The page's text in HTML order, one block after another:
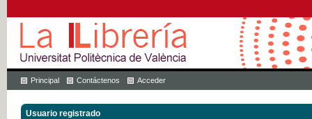
Principal Contáctenos Acceder
Usuario registrado